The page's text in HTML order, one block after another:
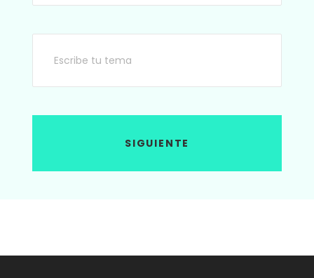
tienen fiebre, necesitan a la mamá”,
ministra de Minas y Energía. Trabajamos
antes, creía que solo yo sabía hacer.
SIGUIENTE